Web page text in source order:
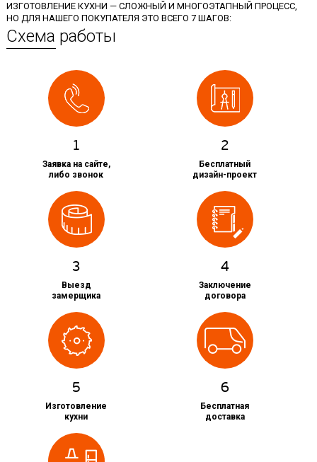
ИЗГОТОВЛЕНИЕ КУХНИ — СЛОЖНЫЙ И МНОГОЭТАПНЫЙ ПРОЦЕСС,
НО ДЛЯ НАШЕГО ПОКУПАТЕЛЯ ЭТО ВСЕГО 7 ШАГОВ:
Схема работы
1
Заявка на сайте,
либо звонок
2
Бесплатный
дизайн-проект
3
Выезд
замерщика
4
Заключение
договора
5
Изготовление
кухни
6
Бесплатная
доставка